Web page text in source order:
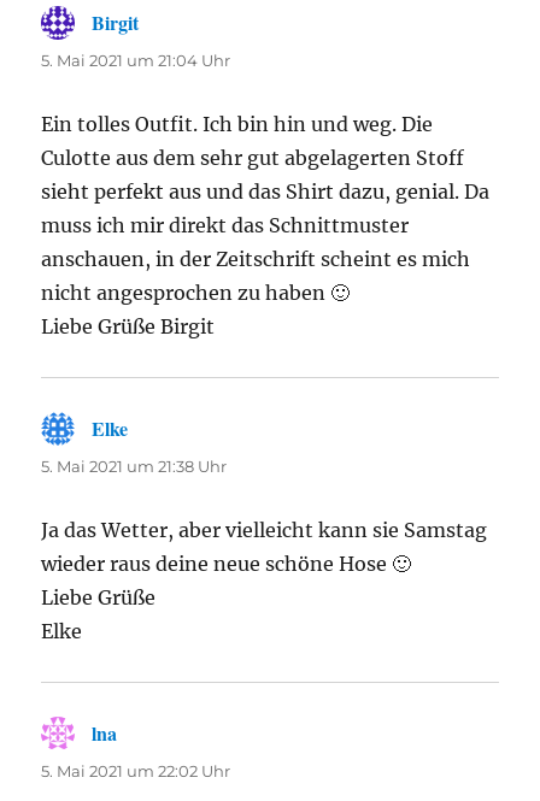
Birgitsagt:
5. Mai 2021 um 21:04 Uhr
Ein tolles Outfit. Ich bin hin und weg. Die
Culotte aus dem sehr gut abgelagerten Stoff
sieht perfekt aus und das Shirt dazu, genial. Da
muss ich mir direkt das Schnittmuster
anschauen, in der Zeitschrift scheint es mich
nicht angesprochen zu haben 🙂
Liebe Grüße Birgit
Elke
5. Mai 2021 um 21:38 Uhr
Ja das Wetter, aber vielleicht kann sie Samstag
wieder raus deine neue schöne Hose 🙂
Liebe Grüße
Elke
lna
5. Mai 2021 um 22:02 Uhr